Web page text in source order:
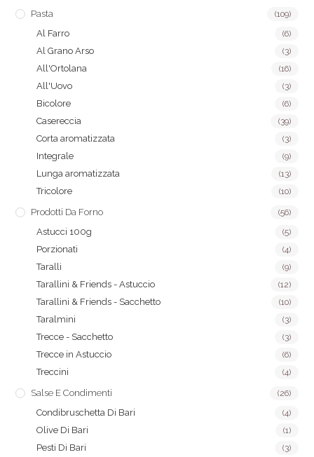
Pasta (109)
Al Farro (6)
Al Grano Arso (3)
All'Ortolana (16)
All'Uovo (3)
Bicolore (6)
Casereccia (39)
Corta aromatizzata (3)
Integrale (9)
Lunga aromatizzata (13)
Tricolore (10)
Prodotti Da Forno (56)
Astucci 100g (5)
Porzionati (4)
Taralli (9)
Tarallini & Friends - Astuccio (12)
Tarallini & Friends - Sacchetto (10)
Taralmini (3)
Trecce - Sacchetto (3)
Trecce in Astuccio (6)
Treccini (4)
Salse E Condimenti (26)
Condibruschetta Di Bari (4)
Olive Di Bari (1)
Pesti Di Bari (3)